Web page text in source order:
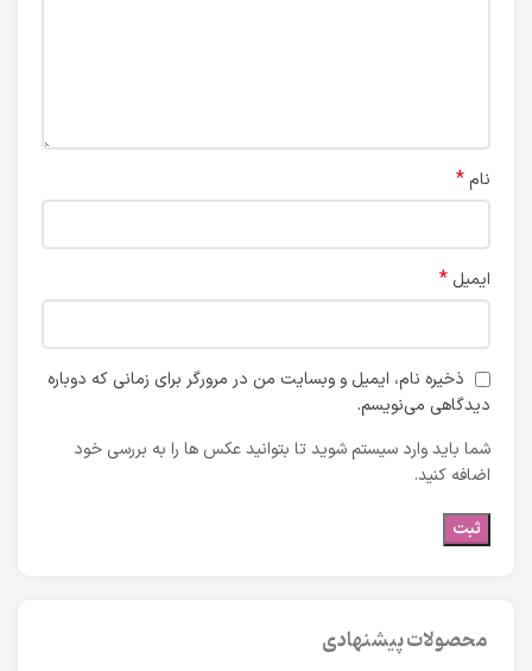
نام *
ایمیل *
ذخیره نام، ایمیل و وبسایت من در مرورگر برای زمانی که دوباره
دیدگاهی می‌نویسم.
شما باید وارد سیستم شوید تا بتوانید عکس ها را به بررسی خود
اضافه کنید.
محصولات پیشنهادی